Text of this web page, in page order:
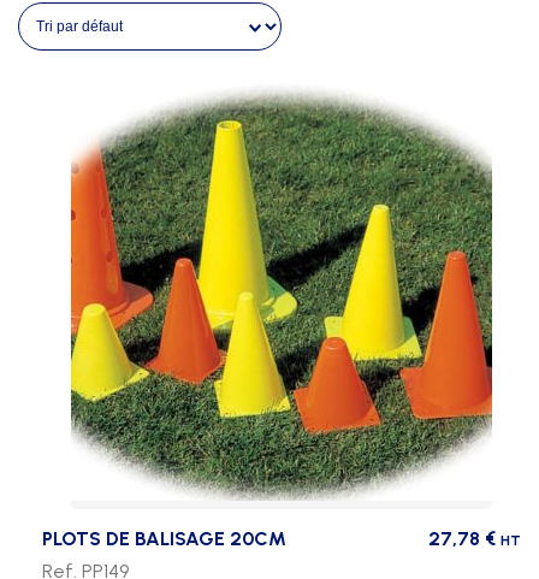
PLOTS DE BALISAGE 20CM 27,78 € HT
Ref. PP149